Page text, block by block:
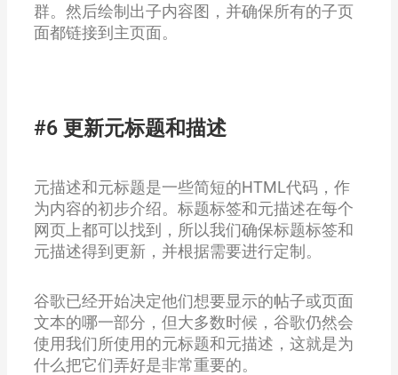
群。然后绘制出子内容图，并确保所有的子页
面都链接到主页面。
#6 更新元标题和描述
元描述和元标题是一些简短的HTML代码，作
为内容的初步介绍。标题标签和元描述在每个
网页上都可以找到，所以我们确保标题标签和
元描述得到更新，并根据需要进行定制。
谷歌已经开始决定他们想要显示的帖子或页面
文本的哪一部分，但大多数时候，谷歌仍然会
使用我们所使用的元标题和元描述，这就是为
什么把它们弄好是非常重要的。